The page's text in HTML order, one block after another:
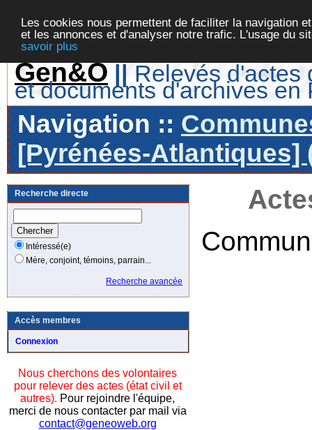
Les cookies nous permettent de faciliter la navigation
et les annonces et d'analyser notre trafic. L'usage du
savoir plus
Gen&O || Relevés d'actes
et documents d'archives en
Navigation ::
[Pyrénées-Atlantiques]
Recherche directe
Intéressé(e)
Mère, conjoint, témoins, parrain...
Recherche avancée
Accès membres
Connexion
Nous cherchons des volontaires
pour relever des actes (état civil et
autres). Pour rejoindre l'équipe,
merci de nous contacter par mail via
contact@geneoweb.org